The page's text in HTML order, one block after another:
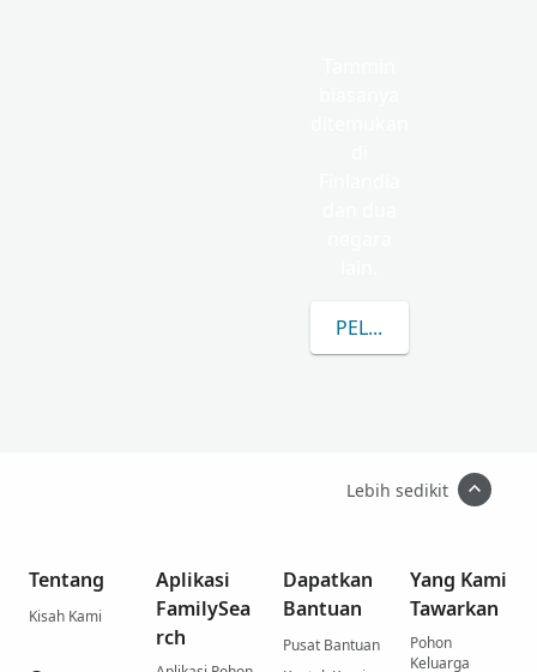
PELAJARI LEBIH
Lebih sedikit
Tentang
Kisah Kami
Aplikasi
FamilySea
rch
Dapatkan
Bantuan
Pusat Bantuan
Yang Kami
Tawarkan
Pohon
Keluarga